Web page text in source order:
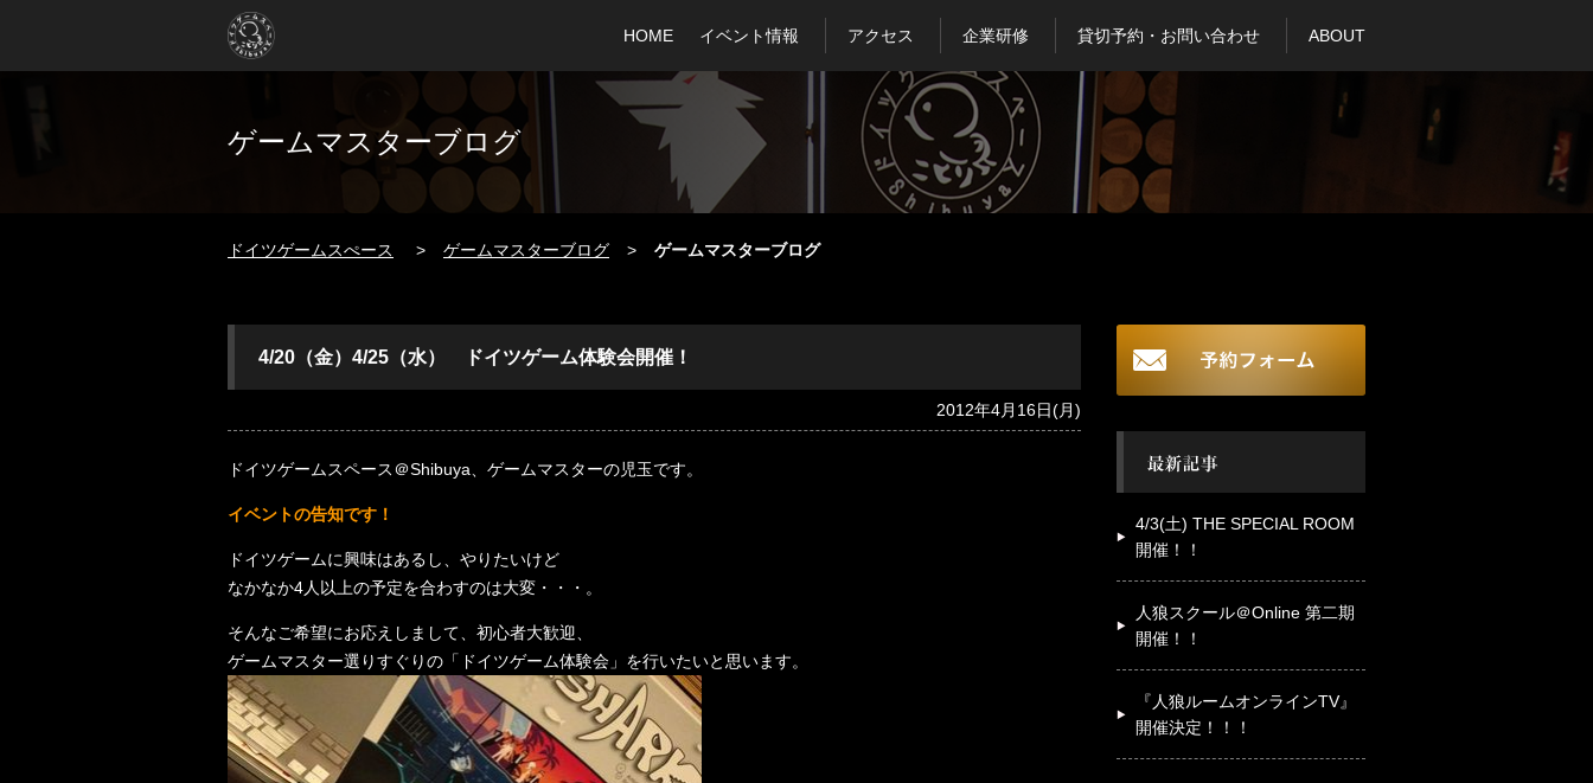
HOME イベント情報 アクセス 企業研修 貸切予約・お問い合わせ ABOUT
ゲームマスターブログ
ドイツゲームスぺース ゲームマスターブログ ゲームマスターブログ
4/20（金）4/25（水） ドイツゲーム体験会開催！
2012年4月16日(月)
ドイツゲームスペース＠Shibuya、ゲームマスターの児玉です。
イベントの告知です！
ドイツゲームに興味はあるし、やりたいけど
なかなか4人以上の予定を合わすのは大変・・・。
そんなご希望にお応えしまして、初心者大歓迎、
ゲームマスター選りすぐりの「ドイツゲーム体験会」を行いたいと思います。
4/3(土) THE SPECIAL ROOM
開催！！
人狼スクール＠Online 第二期
開催！！
『人狼ルームオンラインTV』
開催決定！！！